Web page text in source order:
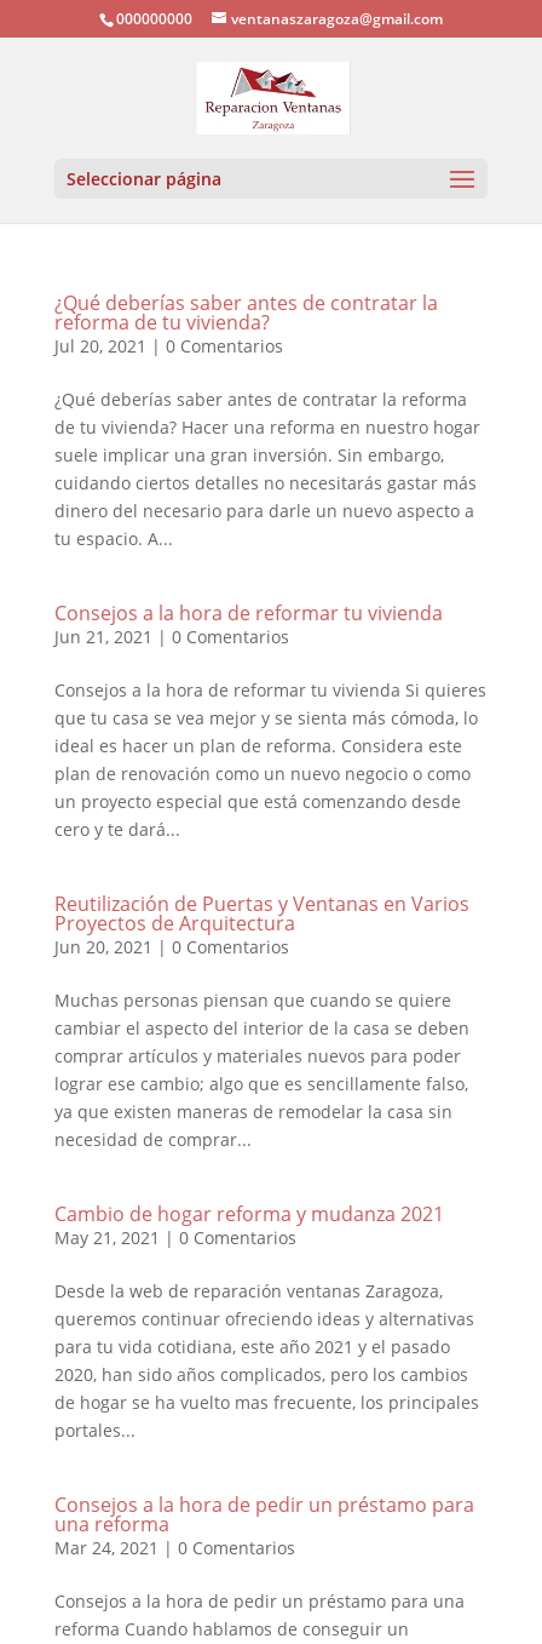
000000000 ventanaszaragoza@gmail.com
Seleccionar página
¿Qué deberías saber antes de contratar la
reforma de tu vivienda?
Jul 20, 2021 | 0 Comentarios
¿Qué deberías saber antes de contratar la reforma
de tu vivienda? Hacer una reforma en nuestro hogar
suele implicar una gran inversión. Sin embargo,
cuidando ciertos detalles no necesitarás gastar más
dinero del necesario para darle un nuevo aspecto a
tu espacio. A...
Consejos a la hora de reformar tu vivienda
Jun 21, 2021 | 0 Comentarios
Consejos a la hora de reformar tu vivienda Si quieres
que tu casa se vea mejor y se sienta más cómoda, lo
ideal es hacer un plan de reforma. Considera este
plan de renovación como un nuevo negocio o como
un proyecto especial que está comenzando desde
cero y te dará...
Reutilización de Puertas y Ventanas en Varios
Proyectos de Arquitectura
Jun 20, 2021 | 0 Comentarios
Muchas personas piensan que cuando se quiere
cambiar el aspecto del interior de la casa se deben
comprar artículos y materiales nuevos para poder
lograr ese cambio; algo que es sencillamente falso,
ya que existen maneras de remodelar la casa sin
necesidad de comprar...
Cambio de hogar reforma y mudanza 2021
May 21, 2021 | 0 Comentarios
Desde la web de reparación ventanas Zaragoza,
queremos continuar ofreciendo ideas y alternativas
para tu vida cotidiana, este año 2021 y el pasado
2020, han sido años complicados, pero los cambios
de hogar se ha vuelto mas frecuente, los principales
portales...
Consejos a la hora de pedir un préstamo para
una reforma
Mar 24, 2021 | 0 Comentarios
Consejos a la hora de pedir un préstamo para una
reforma Cuando hablamos de conseguir un